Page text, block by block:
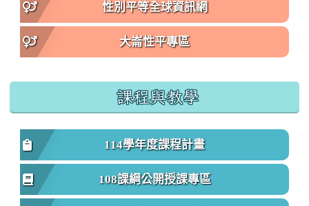
性別平等全球資訊網
大崙性平專區
課程與教學
114學年度課程計畫
108課綱公開授課專區